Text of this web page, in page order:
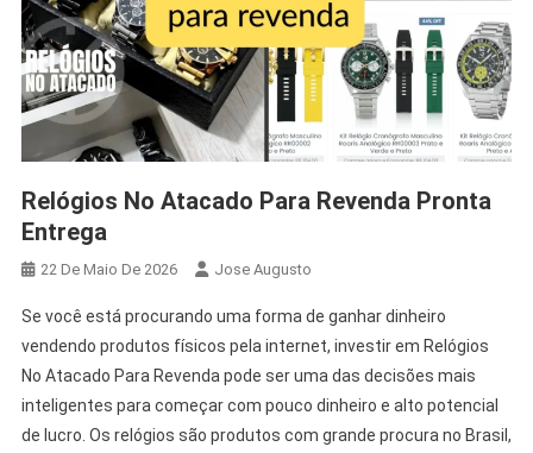
Relógios No Atacado Para Revenda Pronta
Entrega
22 De Maio De 2026 Jose Augusto
Se você está procurando uma forma de ganhar dinheiro
vendendo produtos físicos pela internet, investir em Relógios
No Atacado Para Revenda pode ser uma das decisões mais
inteligentes para começar com pouco dinheiro e alto potencial
de lucro. Os relógios são produtos com grande procura no Brasil,